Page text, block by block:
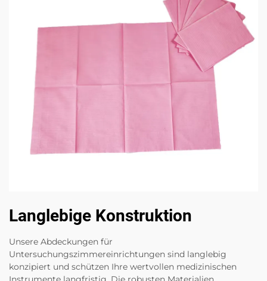
Langlebige Konstruktion
Unsere Abdeckungen für
Untersuchungszimmereinrichtungen sind langlebig
konzipiert und schützen Ihre wertvollen medizinischen